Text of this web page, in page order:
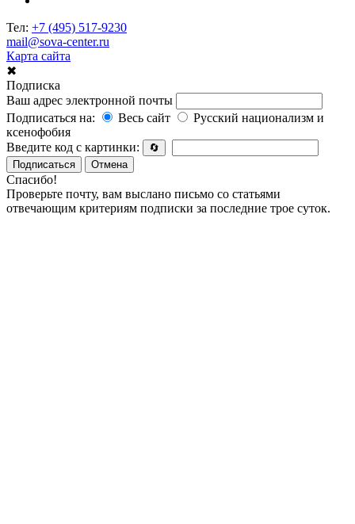
Тел: +7 (495) 517-9230
mail@sova-center.ru
Карта сайта
✖
Подписка
Ваш адрес электронной почты
Подписаться на:
Весь сайт
Русский национализм и
ксенофобия
Введите код с картинки:
🔄
Подписаться
Отмена
Спасибо!
Проверьте почту, вам выслано письмо со статьями
отвечающим критериям подписки за последние трое суток.